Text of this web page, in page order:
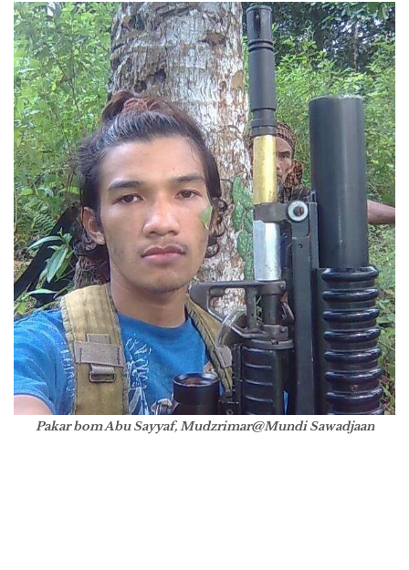
Pakar bom Abu Sayyaf, Mudzrimar@Mundi Sawadjaan